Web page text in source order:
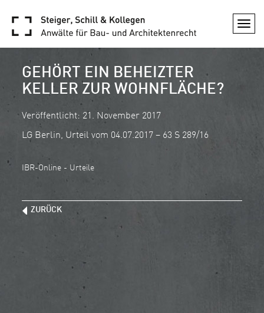
GEHÖRT EIN BEHEIZTER
KELLER ZUR WOHNFLÄCHE?
Veröffentlicht: 21. November 2017
LG Berlin, Urteil vom 04.07.2017 – 63 S 289/16
IBR-Online - Urteile
ZURÜCK